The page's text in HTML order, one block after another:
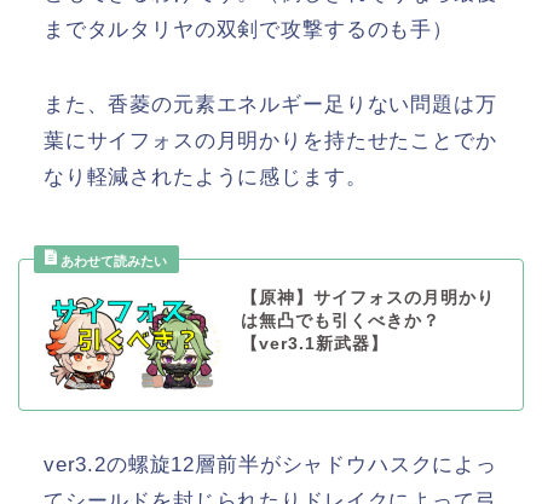
までタルタリヤの双剣で攻撃するのも手）
また、香菱の元素エネルギー足りない問題は万
葉にサイフォスの月明かりを持たせたことでか
なり軽減されたように感じます。
【原神】サイフォスの月明かり
は無凸でも引くべきか？
【ver3.1新武器】
ver3.2の螺旋12層前半がシャドウハスクによっ